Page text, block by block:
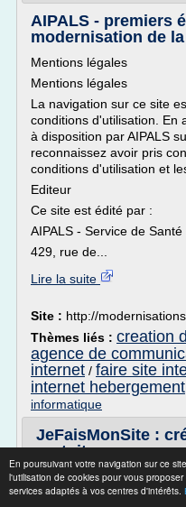
En poursuivant votre navigation sur ce
l'utilisation de cookies pour vous
services adaptés à vos centres d'intérêts.
AIPALS - premiers
modernisation de la
Mentions légales
Mentions légales
La navigation sur ce site
conditions d'utilisation. En
à disposition par AIPALS
reconnaissez avoir pris
conditions d'utilisation et
Editeur
Ce site est édité par :
AIPALS - Service de
429, rue de...
Lire la suite
Site : http://
Thèmes liés : creation
agence de
internet / faire site
internet hebergement
informatique
JeFaisMonSite :
gratuit
JeFaisMonSite est le seul
alliant les compétences